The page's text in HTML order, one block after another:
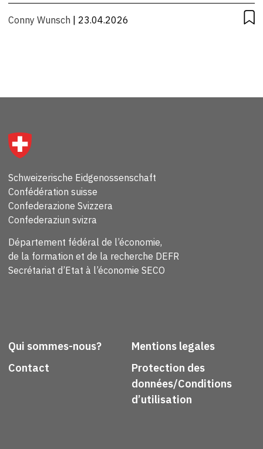
Conny Wunsch | 23.04.2026
Schweizerische Eidgenossenschaft
Confédération suisse
Confederazione Svizzera
Confederaziun svizra
Département fédéral de l’économie,
de la formation et de la recherche DEFR
Secrétariat d’Etat à l’économie SECO
Qui sommes-nous?
Contact
Mentions legales
Protection des
données/Conditions
d’utilisation